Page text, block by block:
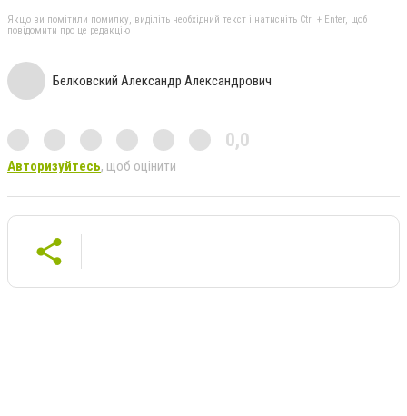
Якщо ви помітили помилку, виділіть необхідний текст і натисніть Ctrl + Enter, щоб
повідомити про це редакцію
Белковский Александр Александрович
0,0
Авторизуйтесь, щоб оцінити